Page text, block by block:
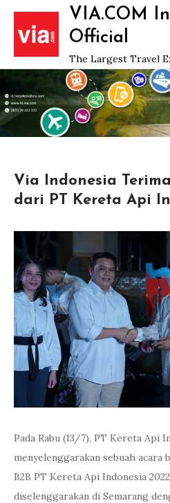
Skip
content
VIA.COM
Official
The Largest Travel
Via Indonesia
dari PT Kereta Api
Pada Rabu (13/7), PT Kereta Api
menyelenggarakan sebuah
B2B PT Kereta Api Indonesia
diselenggarakan di Semarang